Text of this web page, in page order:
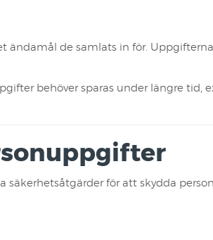
ändamål de samlats in för.
behöver sparas under längre tid,
säkerhetsåtgärder för att skydda